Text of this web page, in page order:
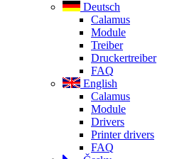
Deutsch
Calamus
Module
Treiber
Druckertreiber
FAQ
English
Calamus
Module
Drivers
Printer drivers
FAQ